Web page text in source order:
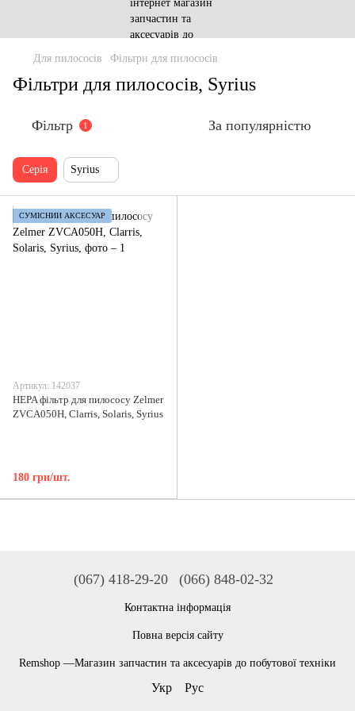
Для пилососів Фільтри для пилососів
Фільтри для пилососів, Syrius
Фільтр 1 За популярністю
Серія Syrius
СУМІСНИЙ АКСЕСУАР
Артикул: 142037
HEPA фільтр для пилососу Zelmer
ZVCA050H, Clarris, Solaris, Syrius
180 грн/шт.
(067) 418-29-20 (066) 848-02-32
Контактна інформація
Повна версія сайту
Remshop —Магазин запчастин та аксесуарів до побутової техніки
Укр Рус